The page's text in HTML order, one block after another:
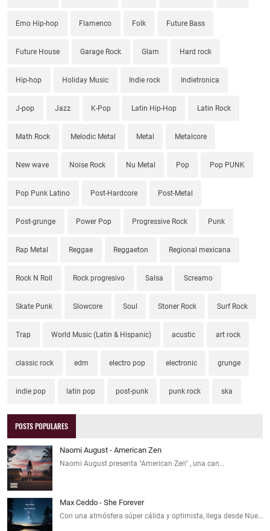
Emo Hip-hop Flamenco Folk Future Bass
Future House Garage Rock Glam Hard rock
Hip-hop Holiday Music Indie rock Indietronica
J-pop Jazz K-Pop Latin Hip-Hop Latin Rock
Math Rock Melodic Metal Metal Metalcore
New wave Noise Rock Nu Metal Pop Pop PUNK
Pop Punk Latino Post-Hardcore Post-Metal
Post-grunge Power Pop Progressive Rock Punk
Rap Metal Reggae Reggaeton Regional mexicana
Rock N Roll Rock progresivo Salsa Screamo
Skate Punk Slowcore Soul Stoner Rock Surf Rock
Trap World Music (Latin & Hispanic) acustic art rock
classic rock edm electro pop electronic grunge
indie pop latin pop post-punk punk rock ska
POSTS POPULARES
Naomi August - American Zen
Naomi August presenta "American Zen" , una can…
Max Ceddo - She Forever
Con una atmósfera súper cálida y optimista, llega desde Nue…